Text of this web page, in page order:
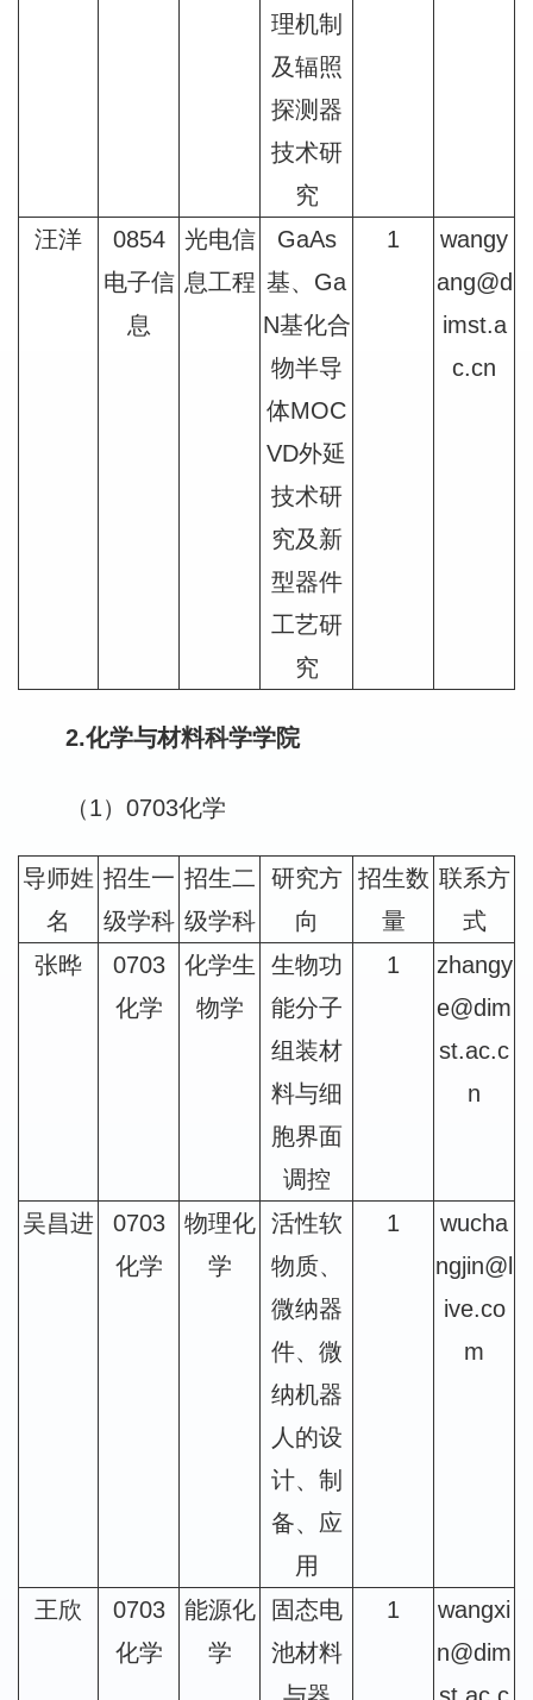
理机制
及辐照
探测器
技术研
究
汪洋
0854
电子信
息
光电信
息工程
GaAs
基、Ga
N基化合
物半导
体MOC
VD外延
技术研
究及新
型器件
工艺研
究
1
wangy
ang@d
imst.a
c.cn
2.化学与材料科学学院
（1）0703化学
导师姓
名
招生一
级学科
招生二
级学科
研究方
向
招生数
量
联系方
式
张晔
0703
化学
化学生
物学
生物功
能分子
组装材
料与细
胞界面
调控
1
zhangy
e@dim
st.ac.c
n
吴昌进
0703
化学
物理化
学
活性软
物质、
微纳器
件、微
纳机器
人的设
计、制
备、应
用
1
wucha
ngjin@l
ive.co
m
王欣
0703
化学
能源化
学
固态电
池材料
1
wangxi
n@dim